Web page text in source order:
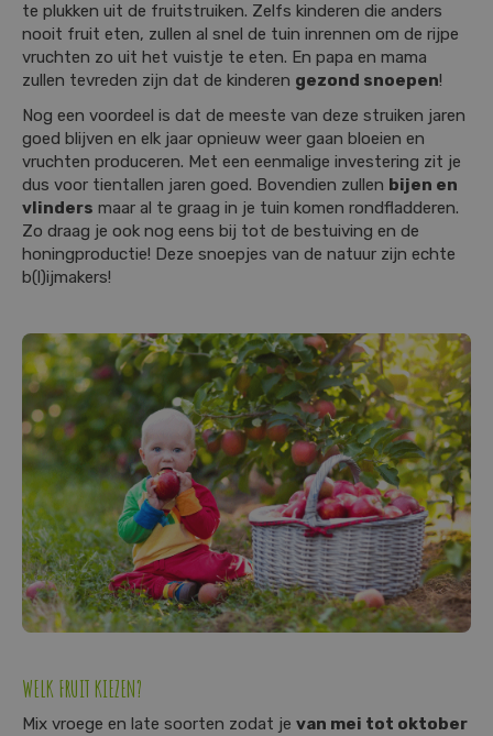
te plukken uit de fruitstruiken. Zelfs kinderen die anders
nooit fruit eten, zullen al snel de tuin inrennen om de rijpe
vruchten zo uit het vuistje te eten. En papa en mama
zullen tevreden zijn dat de kinderen gezond snoepen!
Nog een voordeel is dat de meeste van deze struiken jaren
goed blijven en elk jaar opnieuw weer gaan bloeien en
vruchten produceren. Met een eenmalige investering zit je
dus voor tientallen jaren goed. Bovendien zullen bijen en
vlinders maar al te graag in je tuin komen rondfladderen.
Zo draag je ook nog eens bij tot de bestuiving en de
honingproductie! Deze snoepjes van de natuur zijn echte
b(l)ijmakers!
WELK FRUIT KIEZEN?
Mix vroege en late soorten zodat je van mei tot oktober